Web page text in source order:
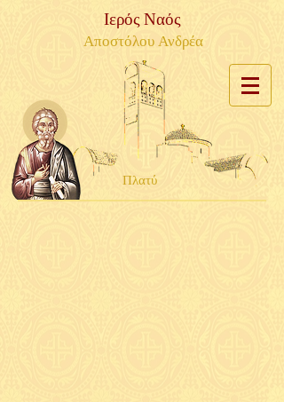
Ιερός Ναός
Αποστόλου Ανδρέα
Πλατύ